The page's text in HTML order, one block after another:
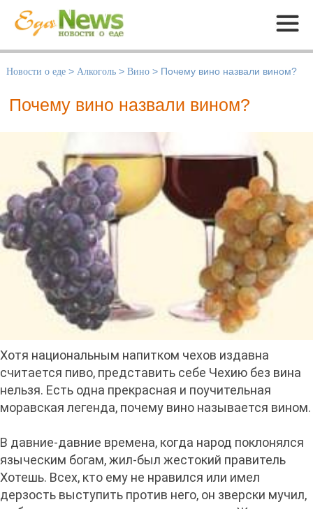
Меню
Новости о еде > Алкоголь > Вино > Почему вино назвали вином?
Почему вино назвали вином?
Хотя национальным напитком чехов издавна
считается пиво, представить себе Чехию без вина
нельзя. Есть одна прекрасная и поучительная
моравская легенда, почему вино называется вином.
В давние-давние времена, когда народ поклонялся
языческим богам, жил-был жестокий правитель
Хотешь. Всех, кто ему не нравился или имел
дерзость выступить против него, он зверски мучил,